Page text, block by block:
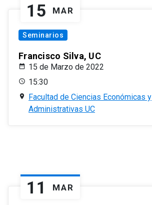
15 MAR
Seminarios
Francisco Silva, UC
15 de Marzo de 2022
15:30
Facultad de Ciencias Económicas y
Administrativas UC
11 MAR